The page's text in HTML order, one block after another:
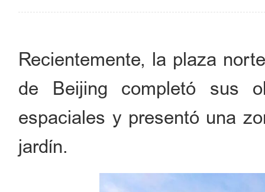
Recientemente, la plaza
de Beijing completó sus
espaciales y presentó una
jardín.